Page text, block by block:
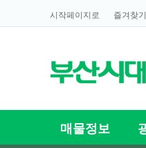
시작페이지로 즐겨찾
매물정보